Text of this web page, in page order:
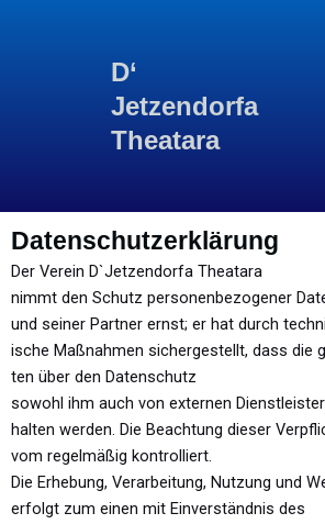
D‘
Jetzendorfa
Theatara
Datenschutzerklärung
Der Verein D`Jetzendorfa Theatara
nimmt den Schutz personenbezogener
und seiner Partner ernst; er hat durch
ische Maßnahmen sichergestellt, dass die
ten über den Datenschutz
sowohl ihm auch von externen
halten werden. Die Beachtung dieser
vom regelmäßig kontrolliert.
Die Erhebung, Verarbeitung, Nutzung und
erfolgt zum einen mit Einverständnis des